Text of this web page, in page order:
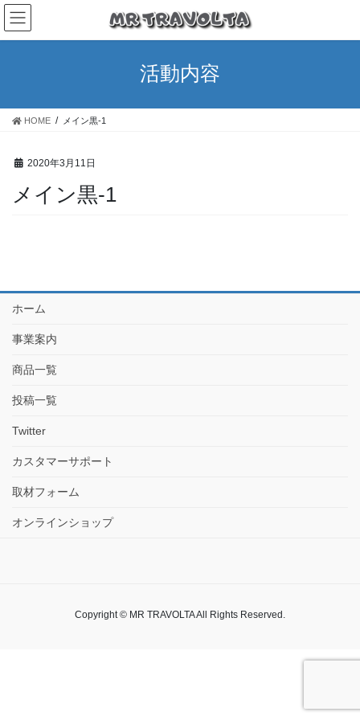
活動内容
HOME メイン黒-1
2020年3月11日
メイン黒-1
ホーム
事業案内
商品一覧
投稿一覧
Twitter
カスタマーサポート
取材フォーム
オンラインショップ
Copyright © MR TRAVOLTA All Rights Reserved.